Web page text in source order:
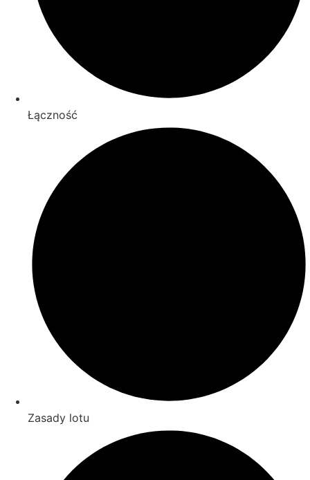
Łączność
Zasady lotu